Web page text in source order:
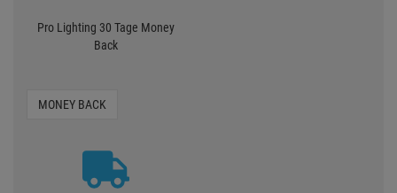
Pro Lighting 30 Tage Money
Back
MONEY BACK